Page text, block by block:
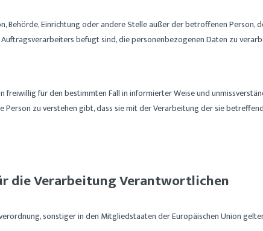
Behörde, Einrichtung oder andere Stelle außer der betroffenen
befugt sind, die personenbezogenen Daten zu
für den bestimmten Fall in informierter Weise und
zu verstehen gibt, dass sie mit der Verarbeitung der sie
die Verarbeitung Verantwortlichen
sonstiger in den Mitgliedstaaten der Europäischen Union